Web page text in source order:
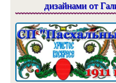
дизайнами от